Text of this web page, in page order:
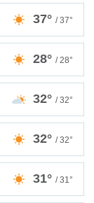
37° / 37°
28° / 28°
32° / 32°
32° / 32°
31° / 31°